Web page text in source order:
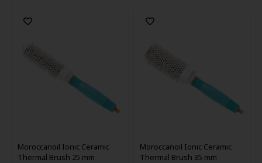
Moroccanoil Ionic Ceramic
Thermal Brush 25 mm
Moroccanoil Ionic Ceramic
Thermal Brush 35 mm